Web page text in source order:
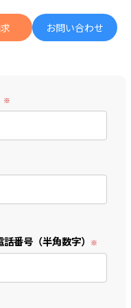
お問い合わせ
番号（半角数字）